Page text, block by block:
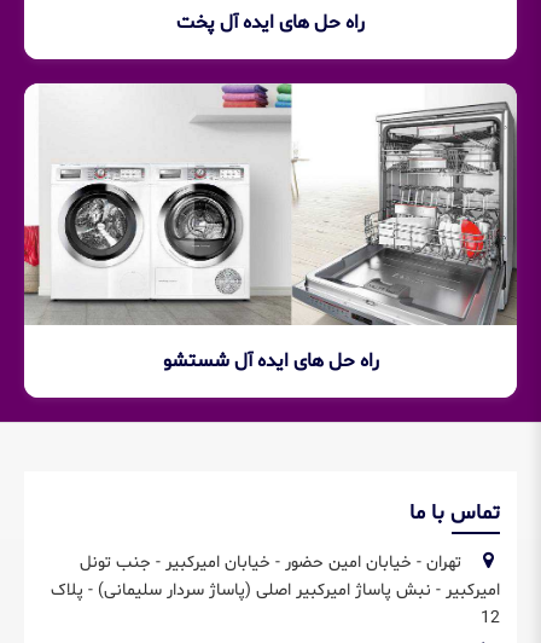
راه حل های ایده آل پخت
راه حل های ایده آل شستشو
تماس با ما
تهران - خیابان امین حضور - خیابان امیرکبیر - جنب تونل
امیرکبیر - نبش پاساژ امیرکبیر اصلی (پاساژ سردار سلیمانی) - پلاک
12